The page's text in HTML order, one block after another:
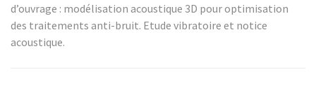
d’ouvrage : modélisation acoustique 3D pour optimisation
des traitements anti-bruit. Etude vibratoire et notice
acoustique.